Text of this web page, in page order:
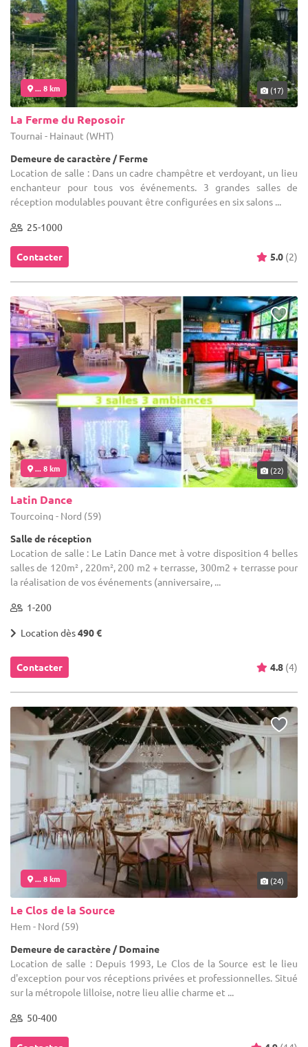
... 8 km (17)
La Ferme du Reposoir
Tournai - Hainaut (WHT)
Demeure de caractère / Ferme
Location de salle : Dans un cadre champêtre et verdoyant, un lieu
enchanteur pour tous vos événements. 3 grandes salles de
réception modulables pouvant être configurées en six salons ...
25-1000
Contacter 5.0 (2)
... 8 km (22)
Latin Dance
Tourcoing - Nord (59)
Salle de réception
Location de salle : Le Latin Dance met à votre disposition 4 belles
salles de 120m² , 220m², 200 m2 + terrasse, 300m2 + terrasse pour
la réalisation de vos événements (anniversaire, ...
1-200
Location dès490 €
Contacter 4.8 (4)
... 8 km (24)
Le Clos de la Source
Hem - Nord (59)
Demeure de caractère / Domaine
Location de salle : Depuis 1993, Le Clos de la Source est le lieu
d'exception pour vos réceptions privées et professionnelles. Situé
sur la métropole lilloise, notre lieu allie charme et ...
50-400